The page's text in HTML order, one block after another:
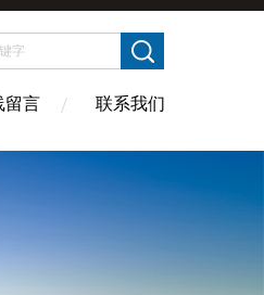
留言 联系我们